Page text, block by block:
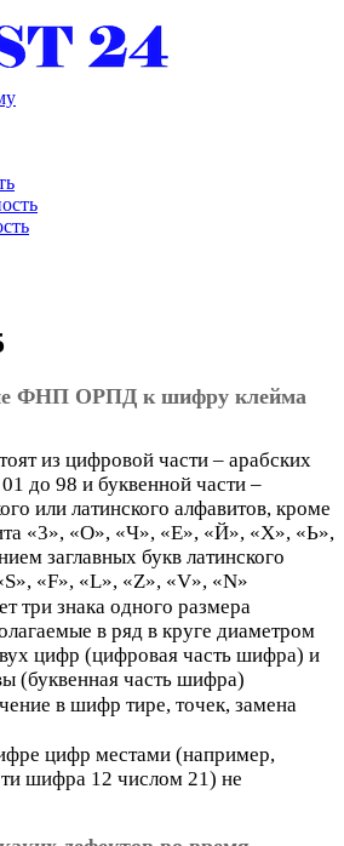
ФНП ОРПД к шифру клейма
из цифровой части – арабских
до 98 и буквенной части –
или латинского алфавитов, кроме
«3», «О», «Ч», «Е», «Й», «X», «Ь»,
заглавных букв латинского
«F», «L», «Z», «V», «N»
три знака одного размера
в ряд в круге диаметром
цифр (цифровая часть шифра) и
(буквенная часть шифра)
в шифр тире, точек, замена
цифр местами (например,
шифра 12 числом 21) не